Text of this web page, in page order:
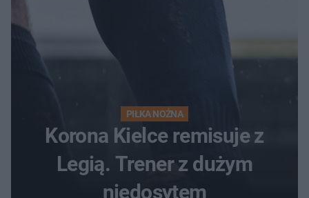
PIŁKA NOŻNA
Korona Kielce remisuje z
Legią. Trener z dużym
niedosytem